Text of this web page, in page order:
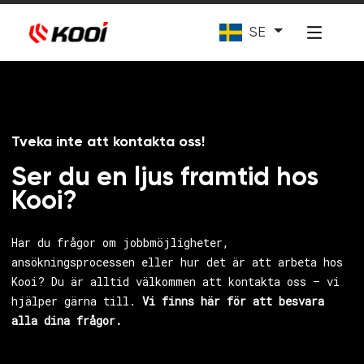
SE
Tveka inte att kontakta oss!
Ser du en ljus framtid hos
Kooi?
Har du frågor om jobbmöjligheter,
ansökningsprocessen eller hur det är att arbeta hos
Kooi? Du är alltid välkommen att kontakta oss – vi
hjälper gärna till. Vi finns här för att besvara
alla dina frågor.